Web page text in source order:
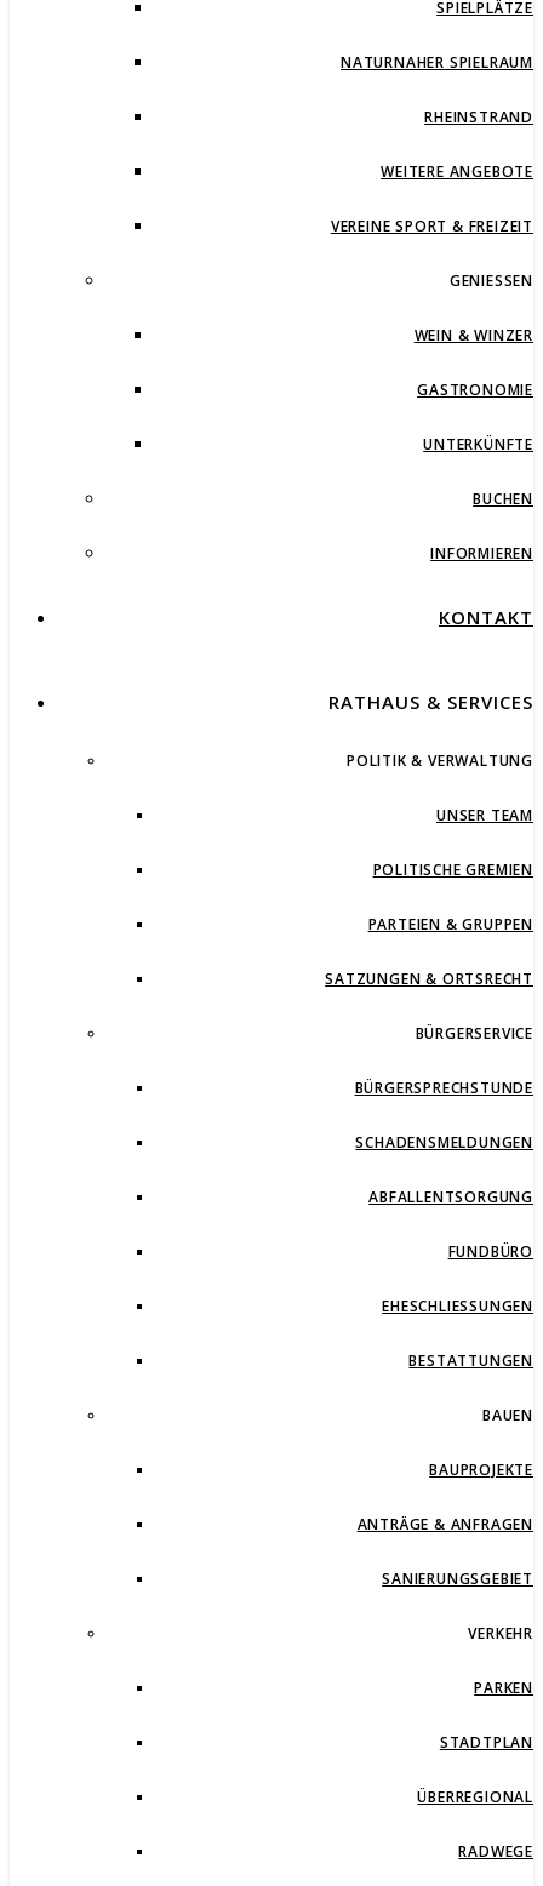
SPIELPLÄTZE
NATURNAHER SPIELRAUM
RHEINSTRAND
WEITERE ANGEBOTE
VEREINE SPORT & FREIZEIT
GENIESSEN
WEIN & WINZER
GASTRONOMIE
UNTERKÜNFTE
BUCHEN
INFORMIEREN
KONTAKT
RATHAUS & SERVICES
POLITIK & VERWALTUNG
UNSER TEAM
POLITISCHE GREMIEN
PARTEIEN & GRUPPEN
SATZUNGEN & ORTSRECHT
BÜRGERSERVICE
BÜRGERSPRECHSTUNDE
SCHADENSMELDUNGEN
ABFALLENTSORGUNG
FUNDBÜRO
EHESCHLIESSUNGEN
BESTATTUNGEN
BAUEN
BAUPROJEKTE
ANTRÄGE & ANFRAGEN
SANIERUNGSGEBIET
VERKEHR
PARKEN
STADTPLAN
ÜBERREGIONAL
RADWEGE